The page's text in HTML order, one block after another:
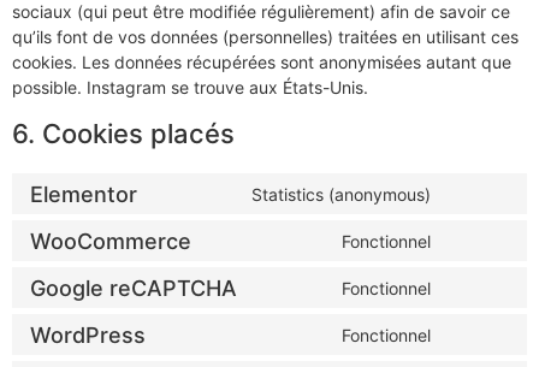
sociaux (qui peut être modifiée régulièrement) afin de savoir ce
qu’ils font de vos données (personnelles) traitées en utilisant ces
cookies. Les données récupérées sont anonymisées autant que
possible. Instagram se trouve aux États-Unis.
6. Cookies placés
Elementor Statistics (anonymous)
WooCommerce Fonctionnel
Google reCAPTCHA Fonctionnel
WordPress Fonctionnel